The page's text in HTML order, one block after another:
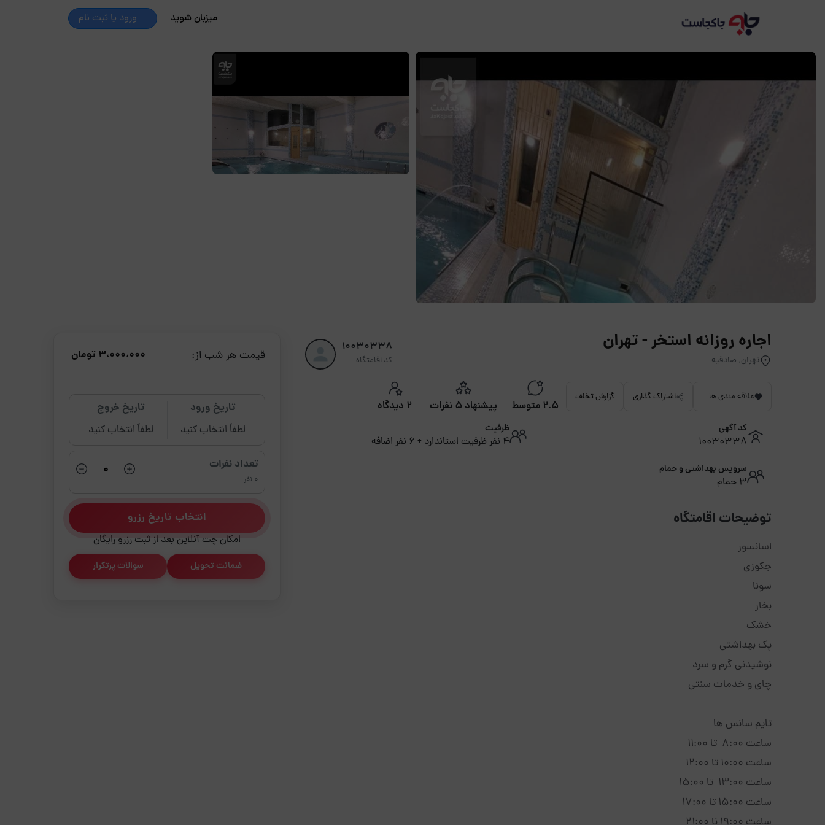
میزبان شوید ورود یا ثبت نام
اجاره روزانه استخر - تهران
تهران, صادقیه
10030338
کد اقامتگاه
علاقه مندی ها اشتراک گذاری گزارش تخلف
2.5 متوسط پیشنهاد 5 نفرات 2 دیدگاه
کد آگهی
10030338
ظرفیت
4 نفر ظرفیت استاندارد + 6 نفر اضافه
سرویس بهداشتی و حمام
3 حمام
توضیحات اقامتگاه
اسانسور
جکوزی
سونا
بخار
خشک
پک بهداشتی
نوشیدنی گرم و سرد
چای و خدمات سنتی
تایم سانس ها
ساعت 8:00 تا 11:00
ساعت 10:00 تا 12:00
ساعت 13:00 تا 15:00
ساعت 15:00 تا 17:00
قیمت هر شب از: 3،000،000 تومان
تاریخ ورود
لطفاً انتخاب کنید
تاریخ خروج
لطفاً انتخاب کنید
تعداد نفرات
0 نفر
انتخاب تاریخ رزرو
امکان چت آنلاین بعد از ثبت رزرو رایگان
ضمانت تحویل سوالات پرتکرار